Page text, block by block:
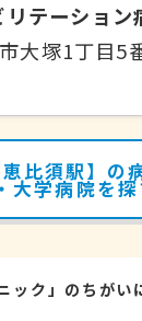
テーション
大塚1丁目5
恵比須駅】の
大学病院を
ック」のちがい